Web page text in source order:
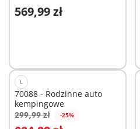
569,99 zł
Dodaj do koszyka
L
70088 - Rodzinne auto
kempingowe
299,99 zł -25%